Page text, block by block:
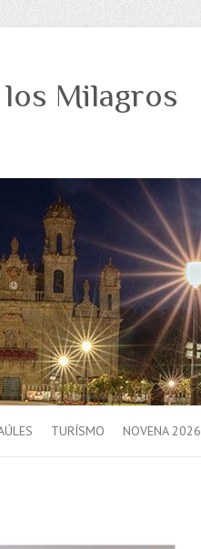
Milagros
TURÍSMO NOVENA 2026